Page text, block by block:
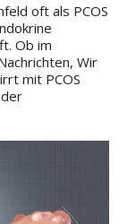
oft als PCOS
Ob im
Wir
mit PCOS